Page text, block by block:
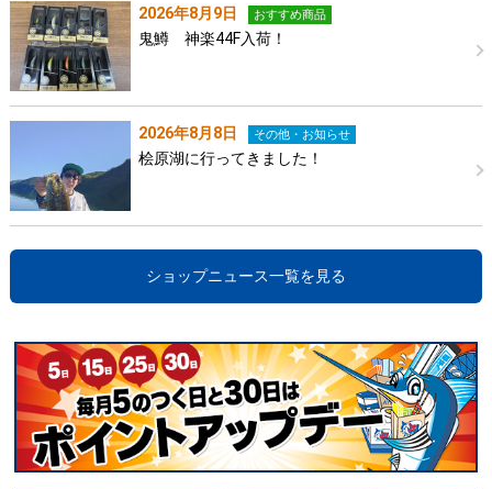
2026年8月9日 おすすめ商品
鬼鱒 神楽44F入荷！
2026年8月8日 その他・お知らせ
桧原湖に行ってきました！
ショップニュース一覧を見る